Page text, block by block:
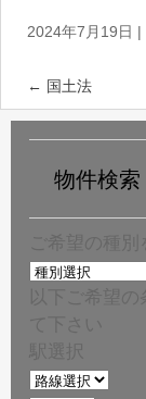
2024年7月19日 |
← 国土法
物件検索